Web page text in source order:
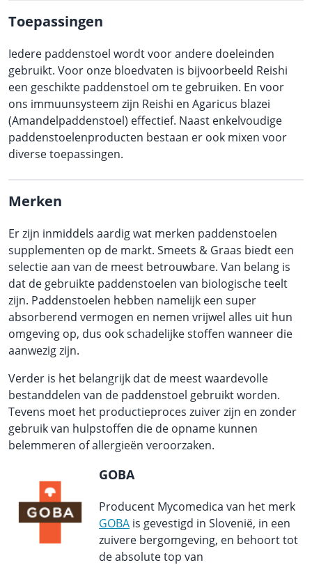
Toepassingen
Iedere paddenstoel wordt voor andere doeleinden
gebruikt. Voor onze bloedvaten is bijvoorbeeld Reishi
een geschikte paddenstoel om te gebruiken. En voor
ons immuunsysteem zijn Reishi en Agaricus blazei
(Amandelpaddenstoel) effectief. Naast enkelvoudige
paddenstoelen­producten bestaan er ook mixen voor
diverse toepassingen.
Merken
Er zijn inmiddels aardig wat merken paddenstoelen
supplementen op de markt. Smeets & Graas biedt een
selectie aan van de meest betrouwbare. Van belang is
dat de gebruikte paddenstoelen van biologische teelt
zijn. Paddenstoelen hebben namelijk een super
absorberend vermogen en nemen vrijwel alles uit hun
omgeving op, dus ook schadelijke stoffen wanneer die
aanwezig zijn.
Verder is het belangrijk dat de meest waardevolle
bestanddelen van de paddenstoel gebruikt worden.
Tevens moet het productieproces zuiver zijn en zonder
gebruik van hulpstoffen die de opname kunnen
belemmeren of allergieën veroorzaken.
GOBA
Producent Mycomedica van het merk
GOBA is gevestigd in Slovenië, in een
zuivere bergomgeving, en behoort tot
de absolute top van